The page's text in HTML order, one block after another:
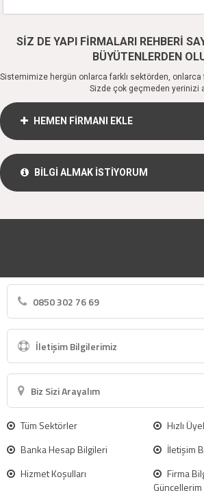
SİZ DE YAPI FİRMALARI REHBERİ
BÜYÜTENLERDEN
Sistemimize hergün onlarca farklı sektörden, onlarca
Sizde çok geçmeden yerinizi
HEMEN FİRMANI EKLE
BİLGİ ALMAK İSTİYORUM
0850 302 76 69
İletişim Bilgilerimiz
Biz Sizi Arayalım
Tüm Sektörler
Hızlı
Banka Hesap Bilgileri
İletişim
Hizmet Koşulları
Firma
Güncellerim